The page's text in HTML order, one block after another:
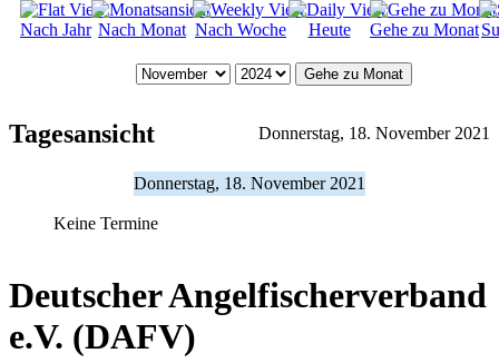
Nach Jahr Nach Monat Nach Woche Heute Gehe zu Monat
Gehe zu Monat
Tagesansicht Donnerstag, 18. November 2021
Donnerstag, 18. November 2021
Keine Termine
Deutscher Angelfischerverband
e.V. (DAFV)